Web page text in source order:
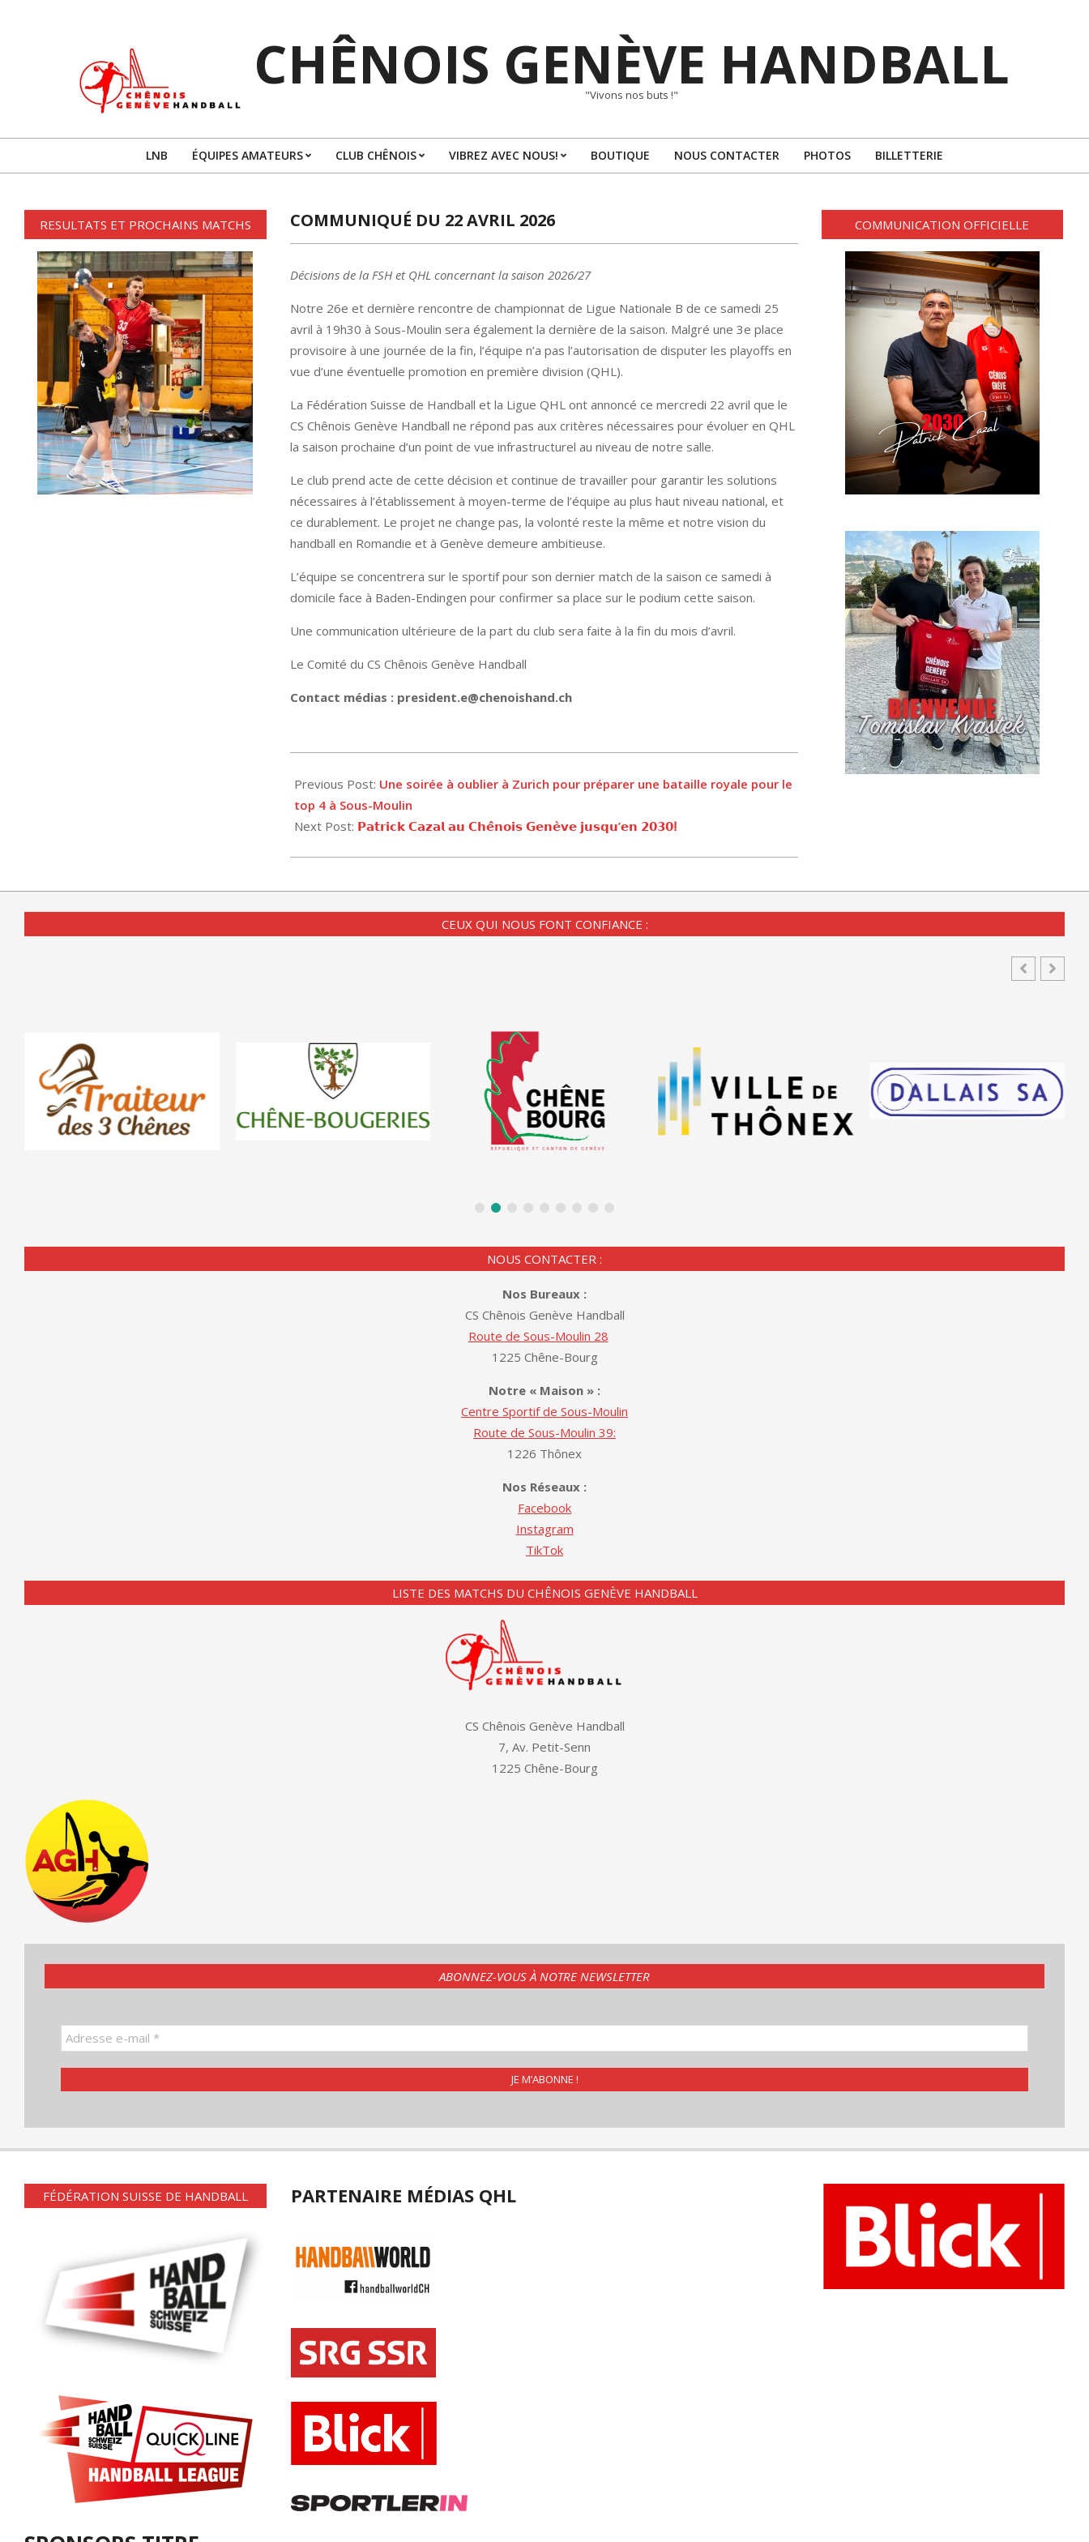
CHÊNOIS GENÈVE HANDBALL
"Vivons nos buts !"
Primary
LNB ÉQUIPES AMATEURS CLUB CHÊNOIS VIBREZ AVEC NOUS! BOUTIQUE NOUS CONTACTER PHOTOS BILLETTERIE
COMMUNIQUÉ DU 22 AVRIL 2026
Décisions de la FSH et QHL concernant la saison 2026/27
Notre 26e et dernière rencontre de championnat de Ligue Nationale B de ce samedi 25
avril à 19h30 à Sous-Moulin sera également la dernière de la saison. Malgré une 3e place
provisoire à une journée de la fin, l’équipe n’a pas l’autorisation de disputer les playoffs en
vue d’une éventuelle promotion en première division (QHL).
La Fédération Suisse de Handball et la Ligue QHL ont annoncé ce mercredi 22 avril que le
CS Chênois Genève Handball ne répond pas aux critères nécessaires pour évoluer en QHL
la saison prochaine d’un point de vue infrastructurel au niveau de notre salle.
Le club prend acte de cette décision et continue de travailler pour garantir les solutions
nécessaires à l’établissement à moyen-terme de l’équipe au plus haut niveau national, et
ce durablement. Le projet ne change pas, la volonté reste la même et notre vision du
handball en Romandie et à Genève demeure ambitieuse.
L’équipe se concentrera sur le sportif pour son dernier match de la saison ce samedi à
domicile face à Baden-Endingen pour confirmer sa place sur le podium cette saison.
Une communication ultérieure de la part du club sera faite à la fin du mois d’avril.
Le Comité du CS Chênois Genève Handball
Contact médias : president.e@chenoishand.ch
04-
22
Previous Post: Une soirée à oublier à Zurich pour préparer une bataille royale pour le
top 4 à Sous-Moulin
Next Post: 𝗣𝗮𝘁𝗿𝗶𝗰𝗸 𝗖𝗮𝘇𝗮𝗹 𝗮𝘂 𝗖𝗵𝗲̂𝗻𝗼𝗶𝘀 𝗚𝗲𝗻𝗲̀𝘃𝗲 𝗷𝘂𝘀𝗾𝘂’𝗲𝗻 𝟮𝟬𝟯𝟬ⵑ
RESULTATS ET PROCHAINS MATCHS COMMUNICATION OFFICIELLE
CEUX QUI NOUS FONT CONFIANCE :
NOUS CONTACTER :
Nos Bureaux :
CS Chênois Genève Handball
Route de Sous-Moulin 28
1225 Chêne-Bourg
Notre « Maison » :
Centre Sportif de Sous-Moulin
Route de Sous-Moulin 39:
1226 Thônex
Nos Réseaux :
Facebook
Instagram
TikTok
LISTE DES MATCHS DU CHÊNOIS GENÈVE HANDBALL
CS Chênois Genève Handball
7, Av. Petit-Senn
1225 Chêne-Bourg
ABONNEZ-VOUS À NOTRE NEWSLETTER
FÉDÉRATION SUISSE DE HANDBALL PARTENAIRE MÉDIAS QHL